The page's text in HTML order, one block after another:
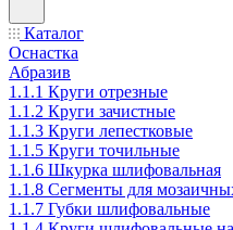
Каталог
Оснастка
Абразив
1.1.1 Круги отрезные
1.1.2 Круги зачистные
1.1.3 Круги лепестковые
1.1.5 Круги точильные
1.1.6 Шкурка шлифовальная
1.1.8 Сегменты для
1.1.7 Губки шлифовальные